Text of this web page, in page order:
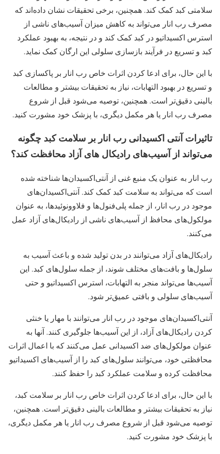
سلامتی کبد کمک کند. همچنین، برخی تحقیقات نشان داده‌اند که
مصرف رب انار می‌تواند به کاهش میزان آسیب‌های ناشی از
استرس اکسیداتیو در کبد کمک کند و در نتیجه، به بهبود عملکرد
کبد و تسریع در فرآیند بازسازی سلولی این ارگان کمک نماید.
با این حال، برای ادعا کردن اثرات خاص رب انار بر پاکسازی کبد
و تسریع در بهبود التهابات، نیاز به تحقیقات بیشتر و مطالعات
بالینی دقیق‌تر است. همچنین، توصیه می‌شود قبل از شروع
مصرف رب انار یا هر مکمل دیگری، با پزشک خود مشورت کنید.
تاثیرات آنتی‌ اکسیدانی رب انار بر سلامت کبد چگونه
می‌تواند از آسیب‌های رادیکال‌ های آزاد محافظت کند؟
رب انار به عنوان یک منبع غنی از آنتی‌اکسیدان‌ها شناخته شده
است که می‌تواند به سلامت کبد کمک کند. آنتی‌اکسیدان‌های
موجود در رب انار، از جمله پلی‌فنول‌ها و فلاوونوئیدها، به عنوان
مولکول‌های محافظ از آسیب‌های ناشی از رادیکال‌های آزاد عمل
می‌کنند.
رادیکال‌های آزاد می‌توانند در بدن تولید شده و باعث آسیب به
سلول‌ها و بافت‌های مختلف شوند، از جمله سلول‌های کبد. این
آسیب‌ها می‌تواند منجر به التهابات، استرس اکسیداتیو و حتی
آسیب‌های سلولی و بافتی عمیق‌تر شود.
آنتی‌اکسیدان‌های موجود در رب انار می‌توانند با مهار یا خنثی
کردن رادیکال‌های آزاد، از این آسیب‌ها جلوگیری کنند. آنها به
عنوان مولکول‌های ضد اکسیدانی عمل می‌کنند که با اعمال اثرات
محافظتی خود، می‌توانند سلول‌های کبد را از آسیب‌های اکسیداتیو
محافظت کرده و سلامت عملکرد کبد را حفظ کنند.
با این حال، برای ادعا کردن اثرات خاص رب انار بر سلامت کبد،
نیاز به تحقیقات بیشتر و مطالعات بالینی دقیق‌تر است. همچنین،
توصیه می‌شود قبل از شروع مصرف رب انار یا هر مکمل دیگری،
با پزشک خود مشورت کنید.